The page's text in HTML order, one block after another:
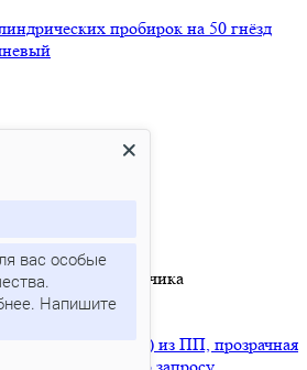
13*75 мм (5 мл) из ПП, прозрачная
U-13-PW Цена по запросу
вас особые
Напишите